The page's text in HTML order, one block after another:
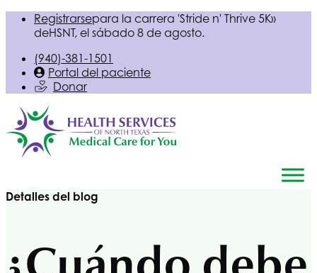
Registrarsepara la carrera 'Stride n' Thrive 5K»
deHSNT, el sábado 8 de agosto.
(940)-381-1501
Portal del paciente
Donar
Detalles del blog